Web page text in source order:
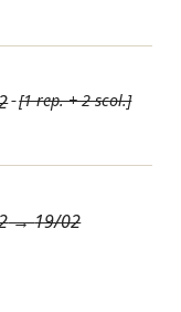
[1 rep. + 2 scol.]
→19/02